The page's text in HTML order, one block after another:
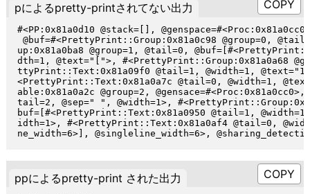
pによるpretty-printされてない出力
#<PP:0x81a0d10 @stack=[],
@buf=#<PrettyPrint::Group:0x81a0c98 @group=0,
up:0x81a0ba8 @group=1, @tail=0,
dth=1, @text="[">, #<PrettyPrint::Group:0x81a0a68
ttyPrint::Text:0x81a09f0 @tail=1, @width=1,
<PrettyPrint::Text:0x81a0a7c @tail=0, @width=1,
able:0x81a0a2c @group=2,
tail=2, @sep=" ", @width=1>,
buf=[#<PrettyPrint::Text:0x81a0950 @tail=1,
idth=1>, #<PrettyPrint::Text:0x81a0af4 @tail=0,
ppによるpretty-print された出力